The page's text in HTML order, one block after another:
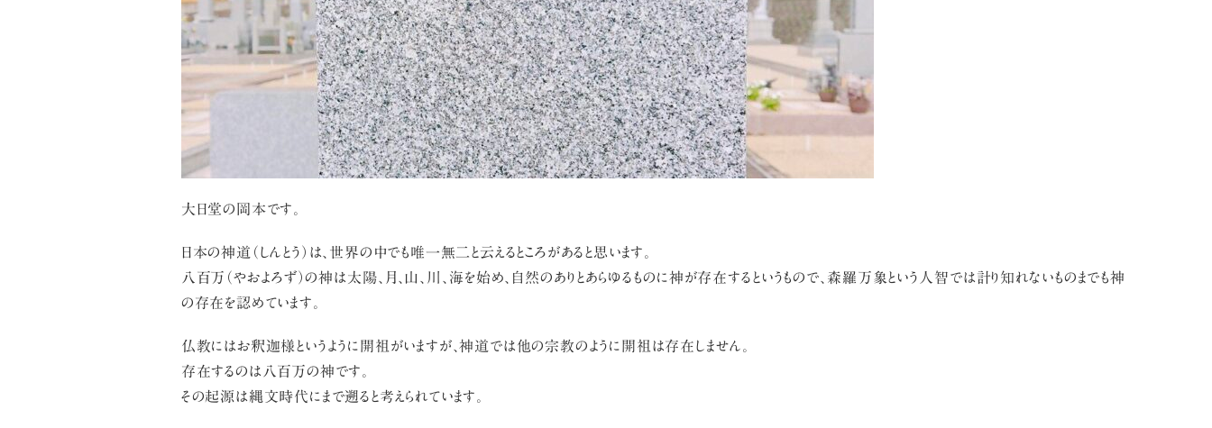
大日堂の岡本です。
日本の神道（しんとう）は、世界の中でも唯一無二と云えるところがあると思います。
八百万（やおよろず）の神は太陽、月、山、川、海を始め、自然のありとあらゆるものに神が存在するというもので、森羅万象という人智では計り知れないものまでも神
の存在を認めています。
仏教にはお釈迦様というように開祖がいますが、神道では他の宗教のように開祖は存在しません。
存在するのは八百万の神です。
その起源は縄文時代にまで遡ると考えられています。